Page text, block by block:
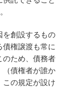
を創設するもの
権譲渡も常に
のため、債務者
（債権者が誰か
この規定が設け